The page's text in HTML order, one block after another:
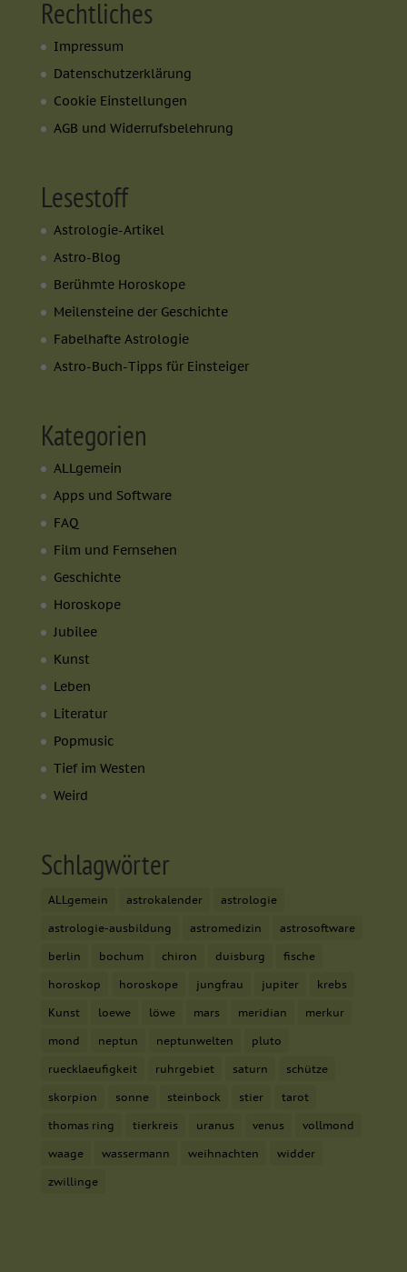
Rechtliches
Impressum
Datenschutzerklärung
Cookie Einstellungen
AGB und Widerrufsbelehrung
Lesestoff
Astrologie-Artikel
Astro-Blog
Berühmte Horoskope
Meilensteine der Geschichte
Fabelhafte Astrologie
Astro-Buch-Tipps für Einsteiger
Kategorien
ALLgemein
Apps und Software
FAQ
Film und Fernsehen
Geschichte
Horoskope
Jubilee
Kunst
Leben
Literatur
Popmusic
Tief im Westen
Weird
Schlagwörter
ALLgemein astrokalender astrologie
astrologie-ausbildung astromedizin astrosoftware
berlin bochum chiron duisburg fische
horoskop horoskope jungfrau jupiter krebs
Kunst loewe löwe mars meridian merkur
mond neptun neptunwelten pluto
ruecklaeufigkeit ruhrgebiet saturn schütze
skorpion sonne steinbock stier tarot
thomas ring tierkreis uranus venus vollmond
waage wassermann weihnachten widder
zwillinge